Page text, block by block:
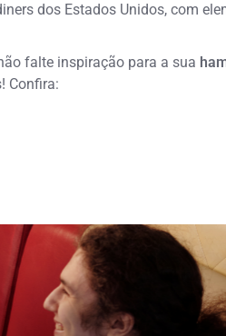
dos Estados Unidos, com
falte inspiração para a sua
Confira: